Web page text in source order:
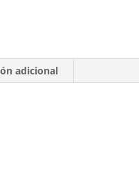
adicional